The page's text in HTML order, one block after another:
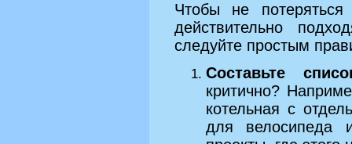
Чтобы не
действительно
следуйте простым
Составьте
критично?
котельная с
для велосипеда